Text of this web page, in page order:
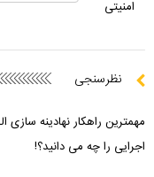
امنیتی
نظرسنجی
مهمترین راهکار نهادینه سازی
اجرایی را چه می دانید؟!